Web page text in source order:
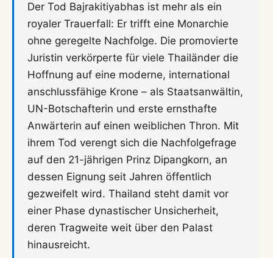
Der Tod Bajrakitiyabhas ist mehr als ein
royaler Trauerfall: Er trifft eine Monarchie
ohne geregelte Nachfolge. Die promovierte
Juristin verkörperte für viele Thailänder die
Hoffnung auf eine moderne, international
anschlussfähige Krone – als Staatsanwältin,
UN-Botschafterin und erste ernsthafte
Anwärterin auf einen weiblichen Thron. Mit
ihrem Tod verengt sich die Nachfolgefrage
auf den 21-jährigen Prinz Dipangkorn, an
dessen Eignung seit Jahren öffentlich
gezweifelt wird. Thailand steht damit vor
einer Phase dynastischer Unsicherheit,
deren Tragweite weit über den Palast
hinausreicht.